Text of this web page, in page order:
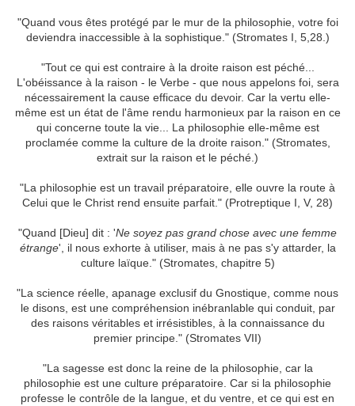
"Quand vous êtes protégé par le mur de la philosophie, votre foi
deviendra inaccessible à la sophistique." (Stromates I, 5,28.)
"Tout ce qui est contraire à la droite raison est péché...
L'obéissance à la raison - le Verbe - que nous appelons foi, sera
nécessairement la cause efficace du devoir. Car la vertu elle-
même est un état de l'âme rendu harmonieux par la raison en ce
qui concerne toute la vie... La philosophie elle-même est
proclamée comme la culture de la droite raison." (Stromates,
extrait sur la raison et le péché.)
"La philosophie est un travail préparatoire, elle ouvre la route à
Celui que le Christ rend ensuite parfait." (Protreptique I, V, 28)
"Quand [Dieu] dit : 'Ne soyez pas grand chose avec une femme
étrange', il nous exhorte à utiliser, mais à ne pas s'y attarder, la
culture laïque." (Stromates, chapitre 5)
"La science réelle, apanage exclusif du Gnostique, comme nous
le disons, est une compréhension inébranlable qui conduit, par
des raisons véritables et irrésistibles, à la connaissance du
premier principe." (Stromates VII)
"La sagesse est donc la reine de la philosophie, car la
philosophie est une culture préparatoire. Car si la philosophie
professe le contrôle de la langue, et du ventre, et ce qui est en